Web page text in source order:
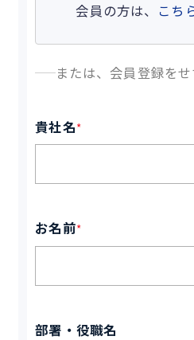
会員の方は、 こち
または、会員登録を
貴社名*
お名前*
部署・役職名